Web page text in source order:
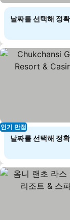
날짜를 선택해 정
인기 만점
날짜를 선택해 정